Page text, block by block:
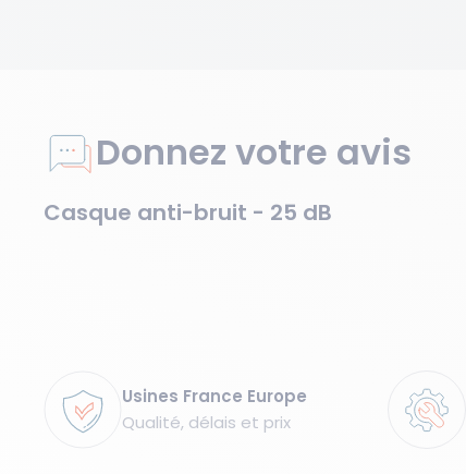
Donnez votre avis
Casque anti-bruit - 25 dB
Usines France Europe
Qualité, délais et prix